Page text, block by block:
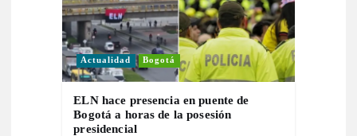
Actualidad Bogotá
ELN hace presencia en puente de
Bogotá a horas de la posesión
presidencial